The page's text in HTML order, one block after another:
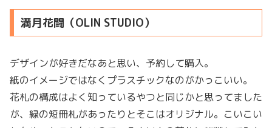
満月花闘（OLIN STUDIO）
デザインが好きだなあと思い、予約して購入。
紙のイメージではなくプラスチックなのがかっこいい。
花札の構成はよく知っているやつと同じかと思ってました
が、緑の短冊札があったりとそこはオリジナル。こいこい